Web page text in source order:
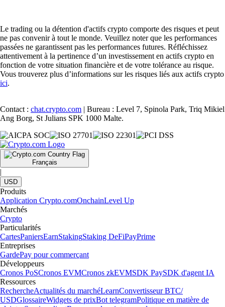
Le trading ou la détention d'actifs crypto comporte des risques et peut
ne pas convenir à tout le monde. Veuillez noter que les performances
passées ne garantissent pas les performances futures. Réfléchissez
attentivement à la pertinence d’un investissement en actifs crypto en
fonction de votre situation financière et de votre tolérance au risque.
Vous trouverez plus d’informations sur les risques liés aux actifs crypto
ici.
Contact : chat.crypto.com | Bureau : Level 7, Spinola Park, Triq Mikiel
Ang Borg, St Julians SPK 1000 Malte.
Français
|
USD
Produits
Application Crypto.comOnchainLevel Up
Marchés
Crypto
Particularités
CartesPaniersEarnStakingStaking DeFiPayPrime
Entreprises
GardePay pour commerçant
Développeurs
Cronos PoSCronos EVMCronos zkEVMSDK PaySDK d'agent IA
Ressources
RechercheActualités du marchéLearnConvertisseur BTC/
USDGlossaireWidgets de prixBot telegramPolitique en matière de